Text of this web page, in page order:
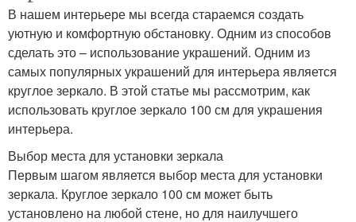
В нашем интерьере мы всегда стараемся создать
уютную и комфортную обстановку. Одним из способов
сделать это – использование украшений. Одним из
самых популярных украшений для интерьера является
круглое зеркало. В этой статье мы рассмотрим, как
использовать круглое зеркало 100 см для украшения
интерьера.
Выбор места для установки зеркала
Первым шагом является выбор места для установки
зеркала. Круглое зеркало 100 см может быть
установлено на любой стене, но для наилучшего